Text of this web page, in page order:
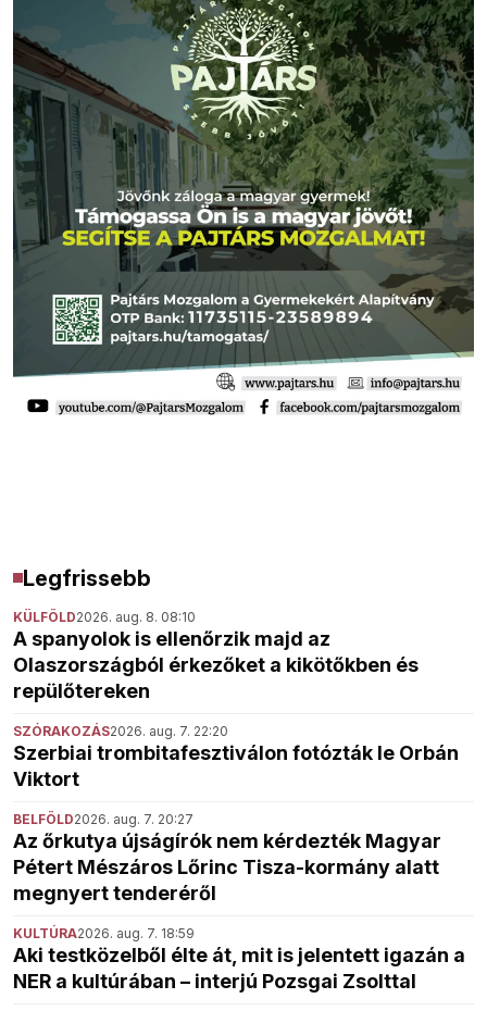
Legfrissebb
KÜLFÖLD2026. aug. 8. 08:10
A spanyolok is ellenőrzik majd az
Olaszországból érkezőket a kikötőkben és
repülőtereken
SZÓRAKOZÁS2026. aug. 7. 22:20
Szerbiai trombitafesztiválon fotózták le Orbán
Viktort
BELFÖLD2026. aug. 7. 20:27
Az őrkutya újságírók nem kérdezték Magyar
Pétert Mészáros Lőrinc Tisza-kormány alatt
megnyert tenderéről
KULTÚRA2026. aug. 7. 18:59
Aki testközelből élte át, mit is jelentett igazán a
NER a kultúrában – interjú Pozsgai Zsolttal